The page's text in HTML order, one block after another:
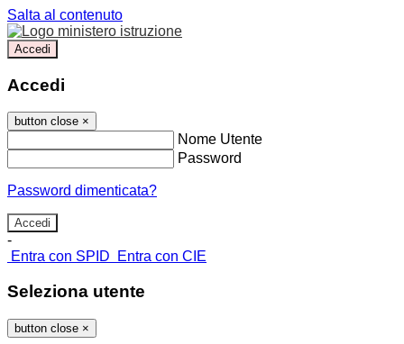
Salta al contenuto
Accedi
Accedi
button close ×
Nome Utente
Password
Password dimenticata?
-
Entra con SPID
Entra con CIE
Seleziona utente
button close ×